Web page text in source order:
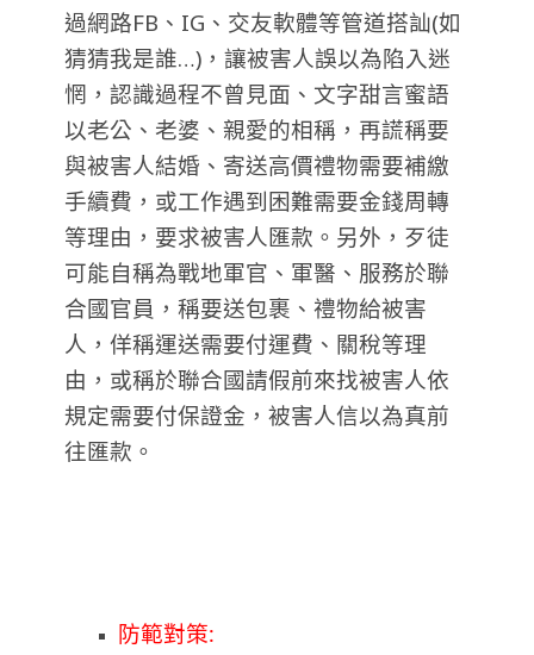
過網路FB、IG、交友軟體等管道搭訕(如
猜猜我是誰…)，讓被害人誤以為陷入迷
惘，認識過程不曾見面、文字甜言蜜語
以老公、老婆、親愛的相稱，再謊稱要
與被害人結婚、寄送高價禮物需要補繳
手續費，或工作遇到困難需要金錢周轉
等理由，要求被害人匯款。另外，歹徒
可能自稱為戰地軍官、軍醫、服務於聯
合國官員，稱要送包裹、禮物給被害
人，佯稱運送需要付運費、關稅等理
由，或稱於聯合國請假前來找被害人依
規定需要付保證金，被害人信以為真前
往匯款。
防範對策: